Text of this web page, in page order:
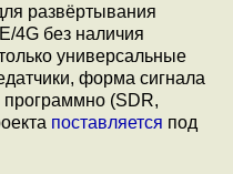
развёртывания
4G без наличия
универсальные
форма сигнала
программно (SDR,
поставляется под